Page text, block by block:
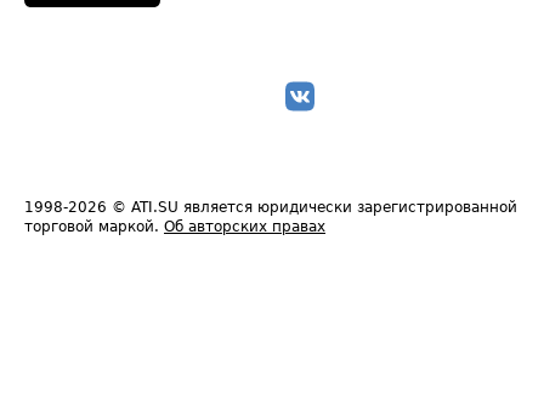
1998-2026 © ATI.SU является юридически зарегистрированной
торговой маркой. Об авторских правах